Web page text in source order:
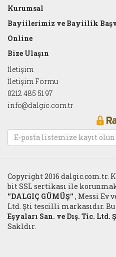
Kurumsal
Bayiilerimiz ve Bayiilik
Online
Bize Ulaşın
İletişim
İletişim Formu
0212 485 51 97
info@dalgic.com.tr
Copyright 2016
bit SSL sertikası ile
''DALGIÇ GÜMÜŞ'' , Messi Ev
Ltd. Şti tescilli markasıdır.
Eşyaları San. ve Dış. Tic. Ltd.
Sakldır.